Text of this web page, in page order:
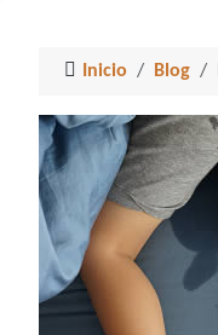
Inicio Blog